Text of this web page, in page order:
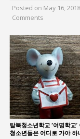
통
한
서
세
Posted on May 16, 2018
Comments
탈북청소년학교 ‘여명학교
청소년들은 어디로 가야 하